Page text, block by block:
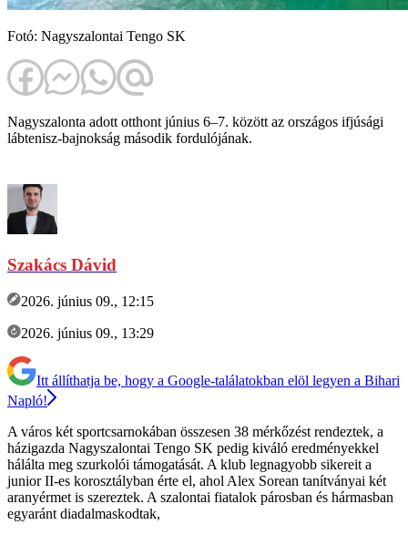
Fotó: Nagyszalontai Tengo SK
Nagyszalonta adott otthont június 6–7. között az országos ifjúsági
lábtenisz-bajnokság második fordulójának.
Szakács Dávid
2026. június 09., 12:15
2026. június 09., 13:29
Itt állíthatja be, hogy a Google-találatokban elöl legyen a Bihari
Napló!
A város két sportcsarnokában összesen 38 mérkőzést rendeztek, a
házigazda Nagyszalontai Tengo SK pedig kiváló eredményekkel
hálálta meg szurkolói támogatását. A klub legnagyobb sikereit a
junior II-es korosztályban érte el, ahol Alex Sorean tanítványai két
aranyérmet is szereztek. A szalontai fiatalok párosban és hármasban
egyaránt diadalmaskodtak,